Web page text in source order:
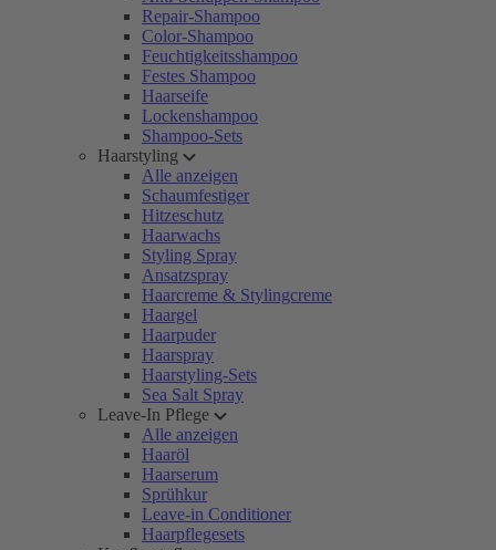
Repair-Shampoo
Color-Shampoo
Feuchtigkeitsshampoo
Festes Shampoo
Haarseife
Lockenshampoo
Shampoo-Sets
Haarstyling
Alle anzeigen
Schaumfestiger
Hitzeschutz
Haarwachs
Styling Spray
Ansatzspray
Haarcreme & Stylingcreme
Haargel
Haarpuder
Haarspray
Haarstyling-Sets
Sea Salt Spray
Leave-In Pflege
Alle anzeigen
Haaröl
Haarserum
Sprühkur
Leave-in Conditioner
Haarpflegesets